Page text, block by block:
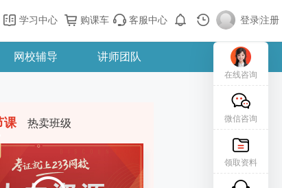
学习中心 购课车 客服中心 登录|注册
网校辅导 讲师团队
课 热卖班级
在线咨询
微信咨询
领取资料